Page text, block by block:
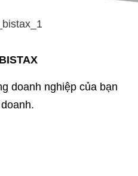
doanh nghiệp của bạn